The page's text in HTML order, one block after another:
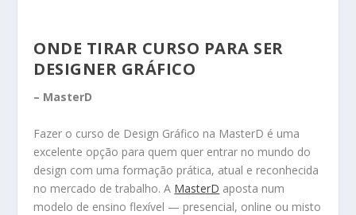
ONDE TIRAR CURSO PARA SER
DESIGNER GRÁFICO
– MasterD
Fazer o curso de Design Gráfico na MasterD é uma
excelente opção para quem quer entrar no mundo do
design com uma formação prática, atual e reconhecida
no mercado de trabalho. A MasterD aposta num
modelo de ensino flexível — presencial, online ou misto